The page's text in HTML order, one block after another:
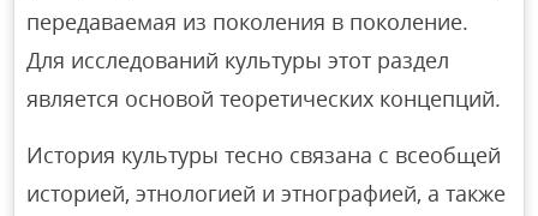
передаваемая из поколения в поколение.
Для исследований культуры этот раздел
является основой теоретических концепций.
История культуры тесно связана с всеобщей
историей, этнологией и этнографией, а также